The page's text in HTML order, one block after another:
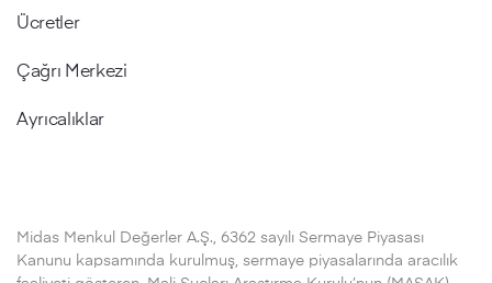
Ücretler
Çağrı Merkezi
Ayrıcalıklar
Midas Menkul Değerler A.Ş., 6362 sayılı Sermaye Piyasası
Kanunu kapsamında kurulmuş, sermaye piyasalarında aracılık